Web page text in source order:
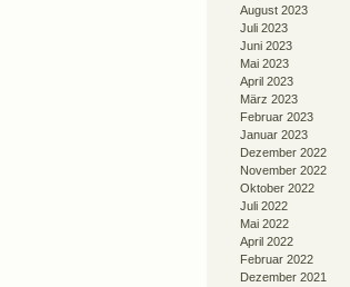
August 2023
Juli 2023
Juni 2023
Mai 2023
April 2023
März 2023
Februar 2023
Januar 2023
Dezember 2022
November 2022
Oktober 2022
Juli 2022
Mai 2022
April 2022
Februar 2022
Dezember 2021